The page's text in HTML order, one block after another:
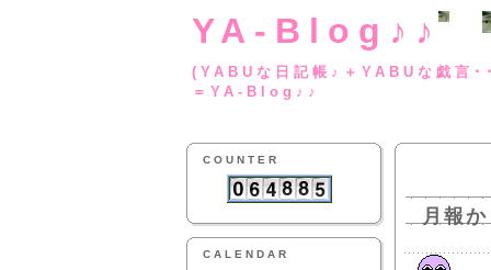
YA-Blog♪♪
(YABUな日記帳♪
＝YA-Blog♪♪
COUNTER
CALENDAR
月報